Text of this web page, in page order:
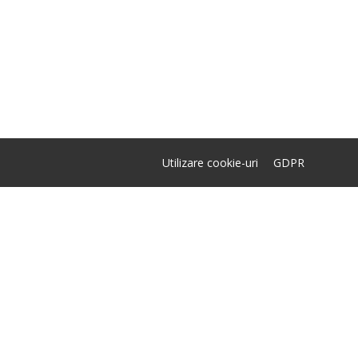
Utilizare cookie-uri GDPR